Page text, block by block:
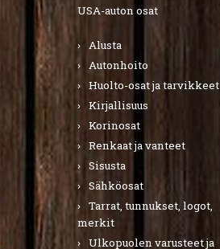
USA-auton osat
Alusta
Autonhoito
Huolto-osat ja tarvikkeet
Kirjallisuus
Korinosat
Renkaat ja vanteet
Sisusta
Sähköosat
Tarrat, tunnukset, logot,
merkit
Ulkopuolen varusteet ja